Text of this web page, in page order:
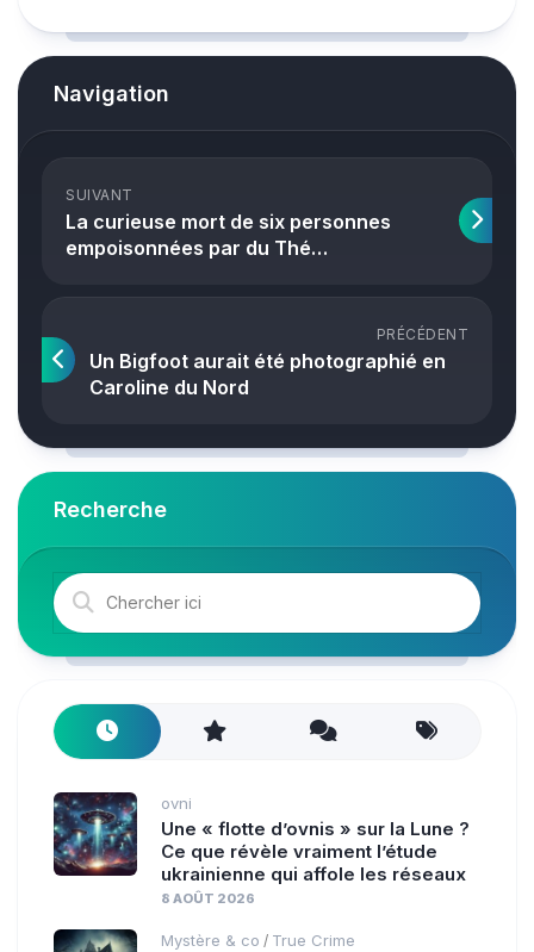
Navigation
SUIVANT
La curieuse mort de six personnes
empoisonnées par du Thé…
PRÉCÉDENT
Un Bigfoot aurait été photographié en
Caroline du Nord
Recherche
ovni
Une « flotte d’ovnis » sur la Lune ?
Ce que révèle vraiment l’étude
ukrainienne qui affole les réseaux
8 AOÛT 2026
Mystère & co / True Crime